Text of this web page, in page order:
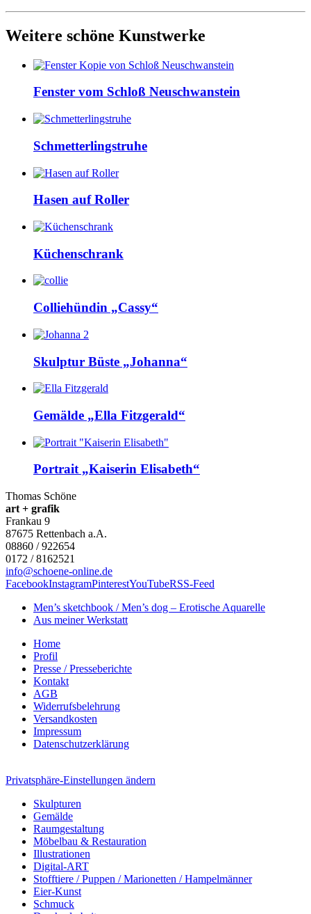
Weitere schöne Kunstwerke
Fenster vom Schloß Neuschwanstein
Schmetterlingstruhe
Hasen auf Roller
Küchenschrank
Colliehündin „Cassy“
Skulptur Büste „Johanna“
Gemälde „Ella Fitzgerald“
Portrait „Kaiserin Elisabeth“
Thomas Schöne
art + grafik
Frankau 9
87675 Rettenbach a.A.
08860 / 922654
0172 / 8162521
info@schoene-online.de
FacebookInstagramPinterestYouTubeRSS-Feed
Men’s sketchbook / Men’s dog – Erotische Aquarelle
Aus meiner Werkstatt
Home
Profil
Presse / Presseberichte
Kontakt
AGB
Widerrufsbelehrung
Versandkosten
Impressum
Datenschutzerklärung
Privatsphäre-Einstellungen ändern
Skulpturen
Gemälde
Raumgestaltung
Möbelbau & Restauration
Illustrationen
Digital-ART
Stofftiere / Puppen / Marionetten / Hampelmänner
Eier-Kunst
Schmuck